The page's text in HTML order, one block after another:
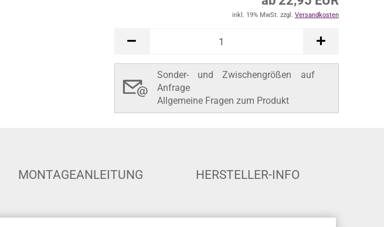
inkl. 19% MwSt. zzgl. Versandkosten
Sonder- und Zwischengrößen auf
Anfrage
Allgemeine Fragen zum Produkt
MONTAGEANLEITUNG HERSTELLER-INFO